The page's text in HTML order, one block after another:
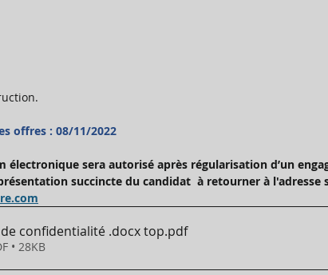
offres : 08/11/2022
électronique sera autorisé après régularisation d’un
succincte du candidat  à retourner à
confidentialité .docx top.pdf
• 28KB